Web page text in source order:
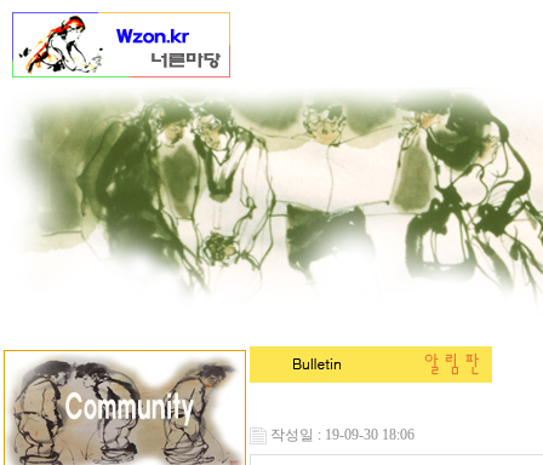
작성일 : 19-09-30 18:06